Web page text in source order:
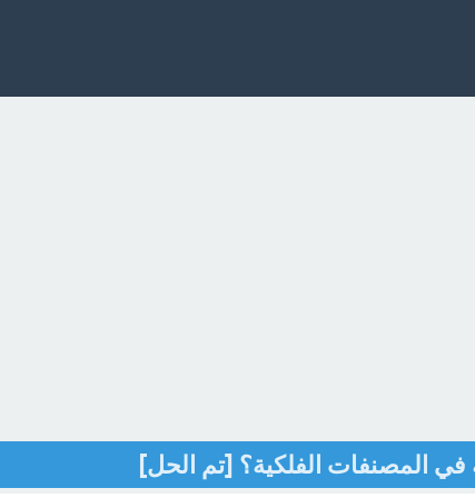
في المصنفات الفلكية؟ [تم الحل]